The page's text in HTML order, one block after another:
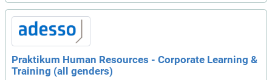
Praktikum Human Resources - Corporate Learning &
Training (all genders)